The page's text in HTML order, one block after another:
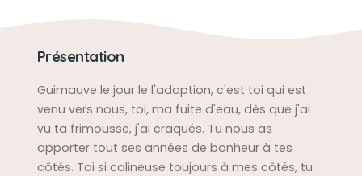
Présentation
Guimauve le jour le l'adoption, c'est toi qui est
venu vers nous, toi, ma fuite d'eau, dès que j'ai
vu ta frimousse, j'ai craqués. Tu nous as
apporter tout ses années de bonheur à tes
côtés. Toi si calineuse toujours à mes côtés, tu